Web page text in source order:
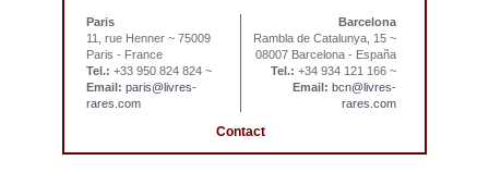
Paris
11, rue Henner ~ 75009
Paris - France
Tel.: +33 950 824 824 ~
Email: paris@livres-
rares.com
Barcelona
Rambla de Catalunya, 15 ~
08007 Barcelona - España
Tel.: +34 934 121 166 ~
Email: bcn@livres-
rares.com
Contact